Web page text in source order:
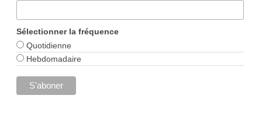
Sélectionner la fréquence
Quotidienne
Hebdomadaire